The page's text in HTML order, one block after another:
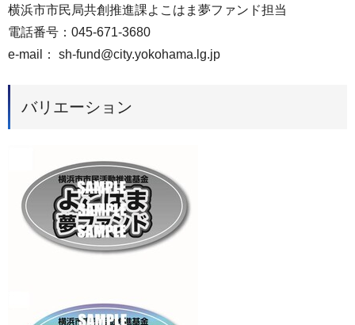
横浜市市民局共創推進課よこはま夢ファンド担当
電話番号：045-671-3680
e-mail： sh-fund@city.yokohama.lg.jp
バリエーション